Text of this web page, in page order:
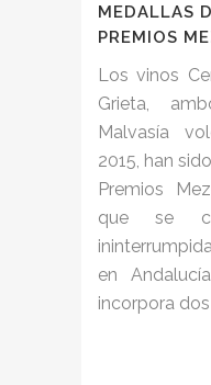
MEDALLAS
PREMIOS
Los vinos
Grieta,
Malvasía
2015, han
Premios
que se
en
incorpora